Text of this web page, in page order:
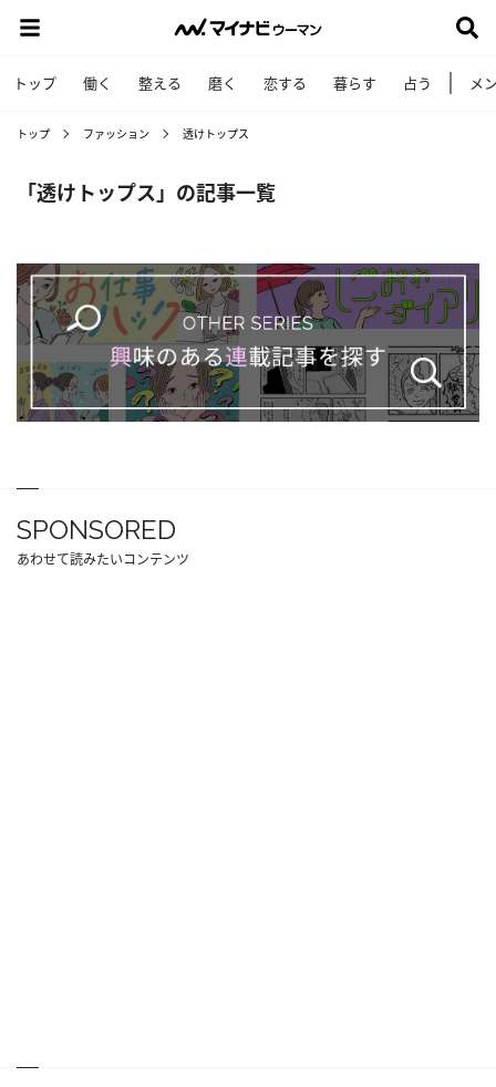
トップ 働く 整える 磨く 恋する 暮らす 占う メ
トップ ファッション 透けトップス
「透けトップス」の記事一覧
SPONSORED
あわせて読みたいコンテンツ